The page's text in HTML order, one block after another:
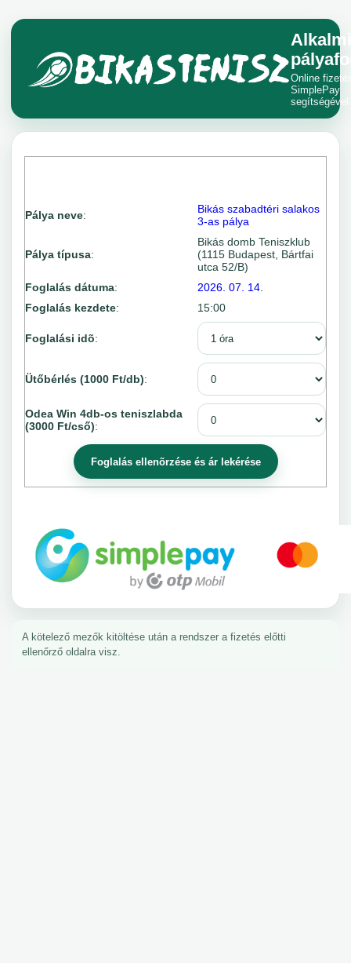
Alkalmi
Online
SimplePay
segítségével.
Pálya neve:
Bikás szabadtéri salakos
3-as pálya
Pálya típusa:
Bikás domb Teniszklub
(1115 Budapest, Bártfai
utca 52/B)
Foglalás dátuma:
2026. 07. 14.
Foglalás kezdete: 15:00
Foglalási idõ:
Ütőbérlés (1000 Ft/db):
Odea Win 4db-os teniszlabda
(3000 Ft/cső):
A kötelező mezők kitöltése után a rendszer a fizetés előtti
ellenőrző oldalra visz.